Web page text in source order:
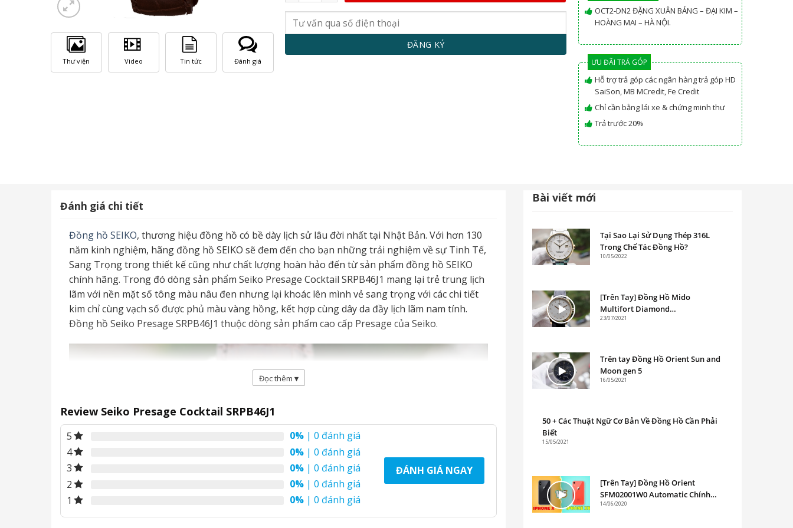
Thư viện Video Tin tức Đánh giá
OCT2-DN2 ĐẶNG XUÂN BẢNG – ĐẠI KIM –
HOÀNG MAI – HÀ NỘI.
ƯU ĐÃI TRẢ GÓP
Hỗ trợ trả góp các ngân hàng trả góp HD
SaiSon, MB MCredit, Fe Credit
Chỉ cần bằng lái xe & chứng minh thư
Trả trước 20%
Đánh giá chi tiết
Đồng hồ SEIKO, thương hiệu đồng hồ có bề dày lịch sử lâu đời nhất tại Nhật Bản. Với hơn 130
năm kinh nghiệm, hãng đồng hồ SEIKO sẽ đem đến cho bạn những trải nghiệm về sự Tinh Tế,
Sang Trọng trong thiết kế cũng như chất lượng hoàn hảo đến từ sản phẩm đồng hồ SEIKO
chính hãng. Trong đó dòng sản phẩm Seiko Presage Cocktail SRPB46J1 mang lại trẻ trung lịch
lãm với nền mặt số tông màu nâu đen nhưng lại khoác lên mình vẻ sang trọng với các chi tiết
kim chỉ cùng vạch số được phủ màu vàng hồng, kết hợp cùng dây da đầy lịch lãm nam tính.
Đồng hồ Seiko Presage SRPB46J1 thuộc dòng sản phẩm cao cấp Presage của Seiko.
Đọc thêm ▾
Review Seiko Presage Cocktail SRPB46J1
5 0% | 0 đánh giá
4
0% | 0 đánh giá
3
0% | 0 đánh giá
2
0% | 0 đánh giá
1
0% | 0 đánh giá
ĐÁNH GIÁ NGAY
Bài viết mới
Tại Sao Lại Sử Dụng Thép 316L
Trong Chế Tác Đồng Hồ?
10/05/2022
[Trên Tay] Đồng Hồ Mido
Multifort Diamond
M0058303603680 Chính Hãng
23/07/2021
Trên tay Đồng Hồ Orient Sun and
Moon gen 5
16/05/2021
50 + Các Thuật Ngữ Cơ Bản Về Đồng Hồ Cần Phải
Biết
15/05/2021
[Trên Tay] Đồng Hồ Orient
SFM02001W0 Automatic Chính
Hãng
14/06/2020